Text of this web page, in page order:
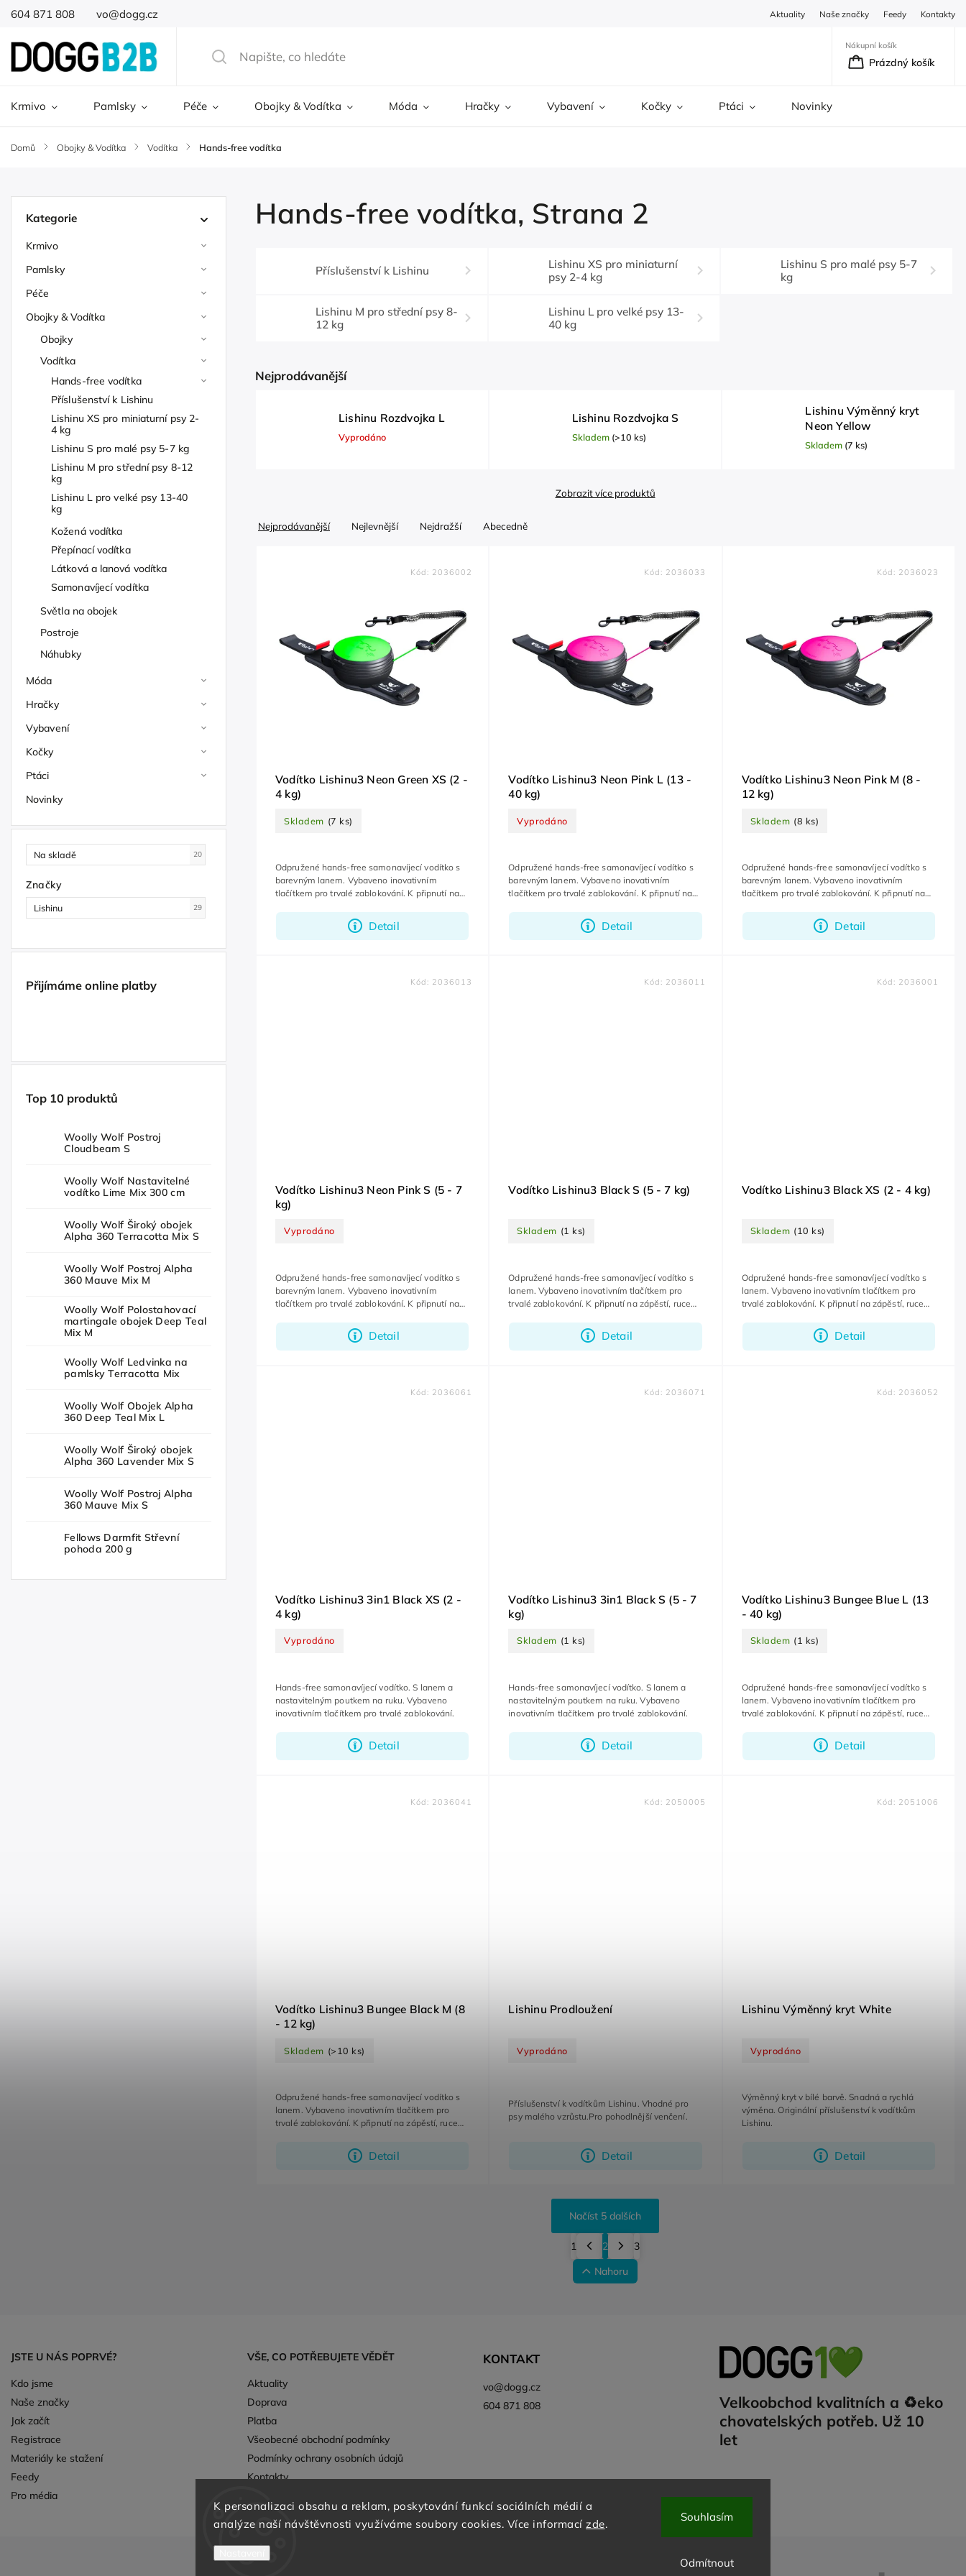
K personalizaci obsahu a reklam, poskytování funkcí sociálních médií a
analýze naší návštěvnosti využíváme soubory cookies. Více informací zde.
Odmítnout
Souhlasím
604 871 808 vo@dogg.cz Aktuality Naše značky Feedy Kontakty
Nákupní košík
Prázdný košík
Krmivo Pamlsky Péče Obojky & Vodítka Móda Hračky Vybavení Kočky Ptáci Novinky
Domů / Obojky & Vodítka / Vodítka / Hands-free vodítka
Kategorie
Krmivo
Pamlsky
Péče
Obojky & Vodítka
Obojky
Vodítka
Hands-free vodítka
Příslušenství k Lishinu
Lishinu XS pro miniaturní psy 2-
4 kg
Lishinu S pro malé psy 5-7 kg
Lishinu M pro střední psy 8-12
kg
Lishinu L pro velké psy 13-40
kg
Kožená vodítka
Přepínací vodítka
Látková a lanová vodítka
Samonavíjecí vodítka
Světla na obojek
Postroje
Náhubky
Móda
Hračky
Vybavení
Kočky
Ptáci
Novinky
Na skladě 20
Značky
Lishinu 29
Přijímáme online platby
Top 10 produktů
Woolly Wolf Postroj
Cloudbeam S
Woolly Wolf Nastavitelné
vodítko Lime Mix 300 cm
Woolly Wolf Široký obojek
Alpha 360 Terracotta Mix S
Woolly Wolf Postroj Alpha
360 Mauve Mix M
Woolly Wolf Polostahovací
martingale obojek Deep Teal
Mix M
Woolly Wolf Ledvinka na
pamlsky Terracotta Mix
Woolly Wolf Obojek Alpha
360 Deep Teal Mix L
Woolly Wolf Široký obojek
Alpha 360 Lavender Mix S
Woolly Wolf Postroj Alpha
360 Mauve Mix S
Fellows Darmfit Střevní
pohoda 200 g
Hands-free vodítka, Strana 2
Příslušenství k Lishinu
Lishinu XS pro miniaturní
psy 2-4 kg
Lishinu S pro malé psy 5-7
kg
Lishinu M pro střední psy 8-
12 kg
Lishinu L pro velké psy 13-
40 kg
Nejprodávanější
Lishinu Rozdvojka L
Vyprodáno
Lishinu Rozdvojka S
Skladem (>10 ks)
Lishinu Výměnný kryt
Neon Yellow
Skladem (7 ks)
Zobrazit více produktů
Nejprodávanější Nejlevnější Nejdražší Abecedně
Vodítko Lishinu3 Neon Green XS (2 -
4 kg)
Skladem (7 ks)
Detail
Odpružené hands-free samonavíjecí vodítko s
barevným lanem. Vybaveno inovativním
tlačítkem pro trvalé zablokování. K připnutí na
Kód: 2036002
Vodítko Lishinu3 Neon Pink L (13 -
40 kg)
Vyprodáno
Detail
Odpružené hands-free samonavíjecí vodítko s
barevným lanem. Vybaveno inovativním
tlačítkem pro trvalé zablokování. K připnutí na
Kód: 2036033
Vodítko Lishinu3 Neon Pink M (8 -
12 kg)
Skladem (8 ks)
Detail
Odpružené hands-free samonavíjecí vodítko s
barevným lanem. Vybaveno inovativním
tlačítkem pro trvalé zablokování. K připnutí na
Kód: 2036023
Vodítko Lishinu3 Neon Pink S (5 - 7
kg)
Vyprodáno
Detail
Odpružené hands-free samonavíjecí vodítko s
barevným lanem. Vybaveno inovativním
tlačítkem pro trvalé zablokování. K připnutí na
Kód: 2036013
Vodítko Lishinu3 Black S (5 - 7 kg)
Skladem (1 ks)
Detail
Odpružené hands-free samonavíjecí vodítko s
lanem. Vybaveno inovativním tlačítkem pro
trvalé zablokování. K připnutí na zápěstí, ruce
Kód: 2036011
Vodítko Lishinu3 Black XS (2 - 4 kg)
Skladem (10 ks)
Detail
Odpružené hands-free samonavíjecí vodítko s
lanem. Vybaveno inovativním tlačítkem pro
trvalé zablokování. K připnutí na zápěstí, ruce
Kód: 2036001
Vodítko Lishinu3 3in1 Black XS (2 -
4 kg)
Vyprodáno
Detail
Hands-free samonavíjecí vodítko. S lanem a
nastavitelným poutkem na ruku. Vybaveno
inovativním tlačítkem pro trvalé zablokování.
Kód: 2036061
Vodítko Lishinu3 3in1 Black S (5 - 7
kg)
Skladem (1 ks)
Detail
Hands-free samonavíjecí vodítko. S lanem a
nastavitelným poutkem na ruku. Vybaveno
inovativním tlačítkem pro trvalé zablokování.
Kód: 2036071
Vodítko Lishinu3 Bungee Blue L (13
- 40 kg)
Skladem (1 ks)
Detail
Odpružené hands-free samonavíjecí vodítko s
lanem. Vybaveno inovativním tlačítkem pro
trvalé zablokování. K připnutí na zápěstí, ruce
Kód: 2036052
Vodítko Lishinu3 Bungee Black M (8
- 12 kg)
Skladem (>10 ks)
Detail
Odpružené hands-free samonavíjecí vodítko s
lanem. Vybaveno inovativním tlačítkem pro
trvalé zablokování. K připnutí na zápěstí, ruce
Kód: 2036041
Lishinu Prodloužení
Vyprodáno
Detail
Příslušenství k vodítkům Lishinu. Vhodné pro
psy malého vzrůstu.Pro pohodlnější venčení.
Kód: 2050005
Lishinu Výměnný kryt White
Vyprodáno
Detail
Výměnný kryt v bílé barvě. Snadná a rychlá
výměna. Originální příslušenství k vodítkům
Lishinu.
Kód: 2051006
Načíst 5 dalších
1 2
3
Nahoru
JSTE U NÁS POPRVÉ?
Kdo jsme
Naše značky
Jak začít
Registrace
Materiály ke stažení
Feedy
Pro média
VŠE, CO POTŘEBUJETE VĚDĚT
Aktuality
Doprava
Platba
Všeobecné obchodní podmínky
Podmínky ochrany osobních údajů
Kontakty
KONTAKT
vo@dogg.cz
604 871 808
Velkoobchod kvalitních a ♻️eko
chovatelských potřeb. Už 10
let